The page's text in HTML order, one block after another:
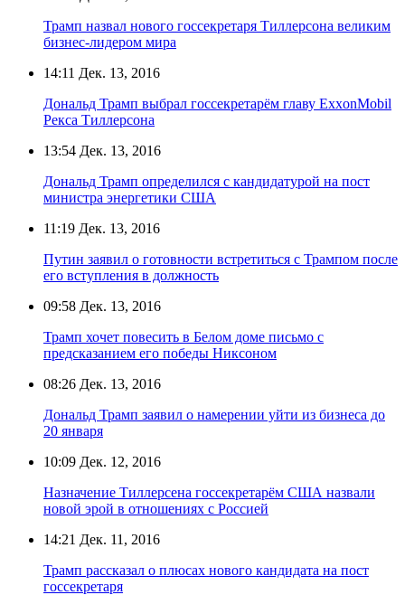
Трамп назвал нового госсекретаря Тиллерсона великим
бизнес-лидером мира
14:11 Дек. 13, 2016
Дональд Трамп выбрал госсекретарём главу ExxonMobil
Рекса Тиллерсона
13:54 Дек. 13, 2016
Дональд Трамп определился с кандидатурой на пост
министра энергетики США
11:19 Дек. 13, 2016
Путин заявил о готовности встретиться с Трампом после
его вступления в должность
09:58 Дек. 13, 2016
Трамп хочет повесить в Белом доме письмо с
предсказанием его победы Никсоном
08:26 Дек. 13, 2016
Дональд Трамп заявил о намерении уйти из бизнеса до
20 января
10:09 Дек. 12, 2016
Назначение Тиллерсена госсекретарём США назвали
новой эрой в отношениях с Россией
14:21 Дек. 11, 2016
Трамп рассказал о плюсах нового кандидата на пост
госсекретаря